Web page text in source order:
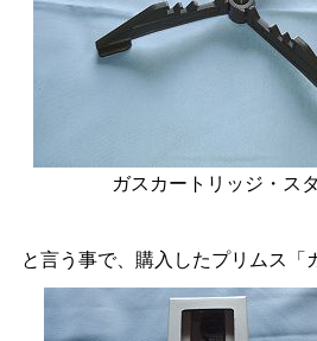
ガスカートリッジ・ス
と言う事で、購入したプリムス「